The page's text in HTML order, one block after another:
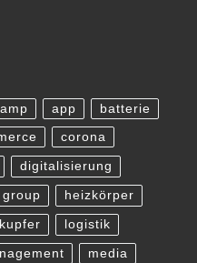
amp app batterie
corona
digitalisierung
group heizkörper
kupfer logistik
media